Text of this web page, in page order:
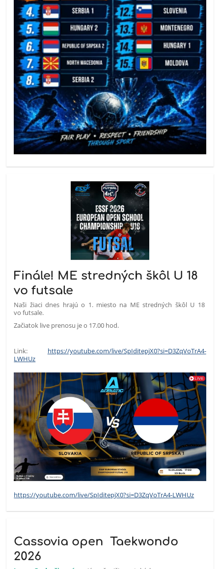
Finále! ME stredných škôl U 18
vo futsale
Naši žiaci dnes hrajú o 1. miesto na ME stredných škôl U 18
vo futsale.
Začiatok live prenosu je o 17.00 hod.
Link: https://youtube.com/live/SpIditepjX0?si=D3ZqVoTrA4-
LWHUz
https://youtube.com/live/SpIditepjX0?si=D3ZqVoTrA4-LWHUz
Cassovia open Taekwondo
2026